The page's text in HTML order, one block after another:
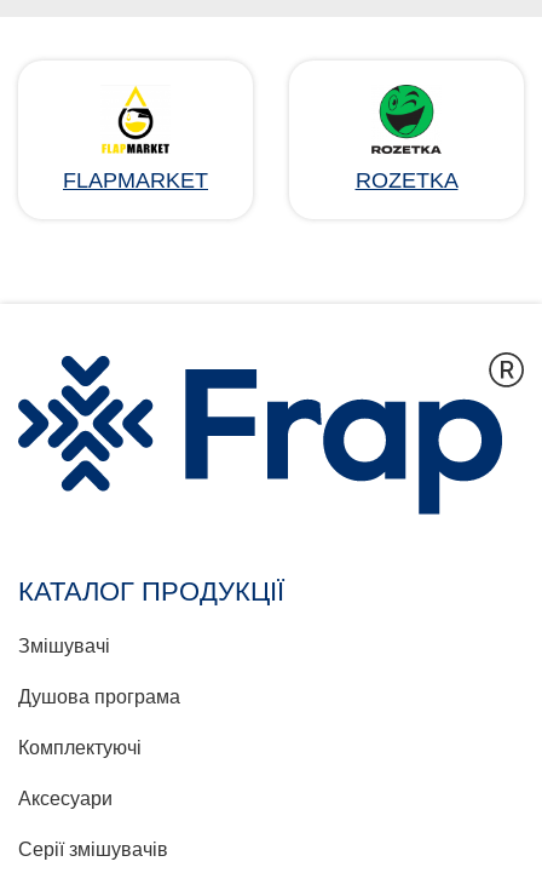
FLAPMARKET ROZETKA
КАТАЛОГ ПРОДУКЦІЇ
Змішувачі
Душова програма
Комплектуючі
Аксесуари
Серії змішувачів